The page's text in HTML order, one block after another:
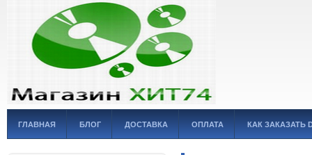
ГЛАВНАЯ БЛОГ ДОСТАВКА ОПЛАТА КАК ЗАКАЗАТЬ